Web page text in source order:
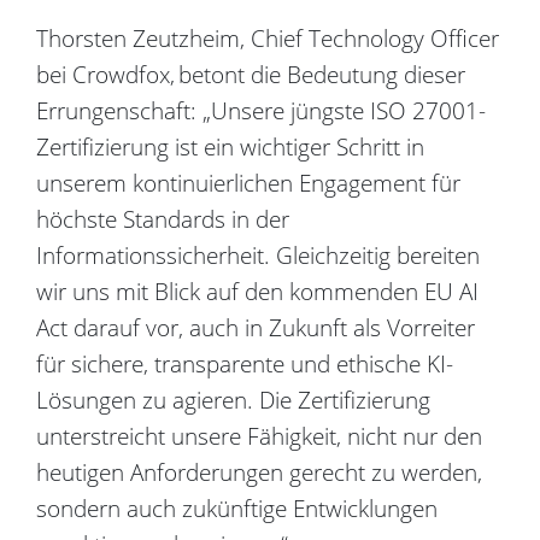
Thorsten Zeutzheim, Chief Technology Officer
bei Crowdfox, betont die Bedeutung dieser
Errungenschaft: „Unsere jüngste ISO 27001-
Zertifizierung ist ein wichtiger Schritt in
unserem kontinuierlichen Engagement für
höchste Standards in der
Informationssicherheit. Gleichzeitig bereiten
wir uns mit Blick auf den kommenden EU AI
Act darauf vor, auch in Zukunft als Vorreiter
für sichere, transparente und ethische KI-
Lösungen zu agieren. Die Zertifizierung
unterstreicht unsere Fähigkeit, nicht nur den
heutigen Anforderungen gerecht zu werden,
sondern auch zukünftige Entwicklungen